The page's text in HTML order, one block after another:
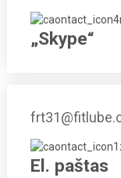
„Skype“
El. paštas